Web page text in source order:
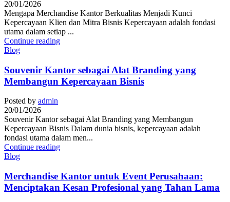
20/01/2026
Mengapa Merchandise Kantor Berkualitas Menjadi Kunci
Kepercayaan Klien dan Mitra Bisnis Kepercayaan adalah fondasi
utama dalam setiap ...
Continue reading
Blog
Souvenir Kantor sebagai Alat Branding yang
Membangun Kepercayaan Bisnis
Posted by admin
20/01/2026
Souvenir Kantor sebagai Alat Branding yang Membangun
Kepercayaan Bisnis Dalam dunia bisnis, kepercayaan adalah
fondasi utama dalam men...
Continue reading
Blog
Merchandise Kantor untuk Event Perusahaan:
Menciptakan Kesan Profesional yang Tahan Lama